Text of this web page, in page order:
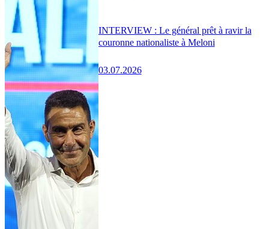
INTERVIEW : Le général prêt à ravir la
couronne nationaliste à Meloni
03.07.2026